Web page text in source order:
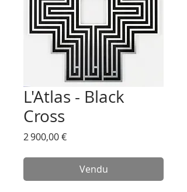
L'Atlas - Black
Cross
2 900,00 €Prix
Vendu